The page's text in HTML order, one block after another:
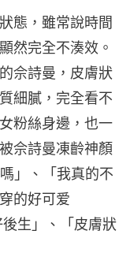
態，雖常說時間
然完全不湊效。
佘詩曼，皮膚狀
細膩，完全看不
粉絲身邊，也一
佘詩曼凍齡神顏
」、「我真的不
的好可爱
生」、「皮膚狀